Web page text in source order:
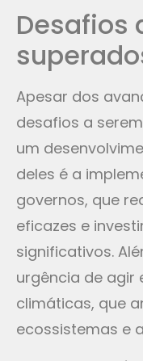
Desafios
Apesar dos
desafios a
um
deles é a
governos, que
eficazes e
significativos.
urgência de agir
climáticas, que
ecossistemas e